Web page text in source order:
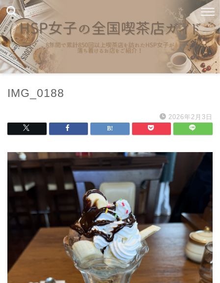
IMG_0188
2026年2月3日